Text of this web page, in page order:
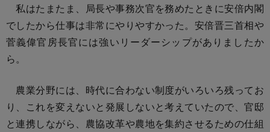
私はたまたま、局長や事務次官を務めたときに安倍内閣
でしたから仕事は非常にやりやすかった。安倍晋三首相や
菅義偉官房長官には強いリーダーシップがありましたか
ら。
農業分野には、時代に合わない制度がいろいろ残ってお
り、これを変えないと発展しないと考えていたので、官邸
と連携しながら、農協改革や農地を集約させるための仕組